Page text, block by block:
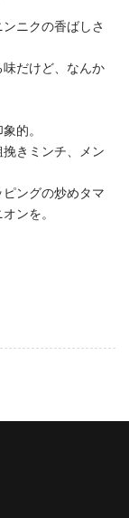
ニクの香ばしさ
だけど、なんか
的。
きミンチ、メン
ングの炒めタマ
ンを。